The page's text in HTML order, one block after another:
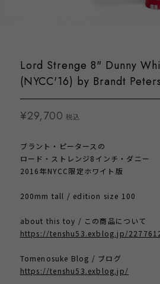
Lord Strenge 8" Dunny
(NYCC'16) by Brandt Peters
¥29,700 税込
ブラント・ピータースの
ロード・ストレンジ8インチ・ダニー
2016年NYCC限定ホワイト版
200mm tall / edition size 100
about this toy / この商品について
https://tenshu53.exblog.jp/
Tomenosuke Blog / ブログ
https://tenshu53.exblog.jp/